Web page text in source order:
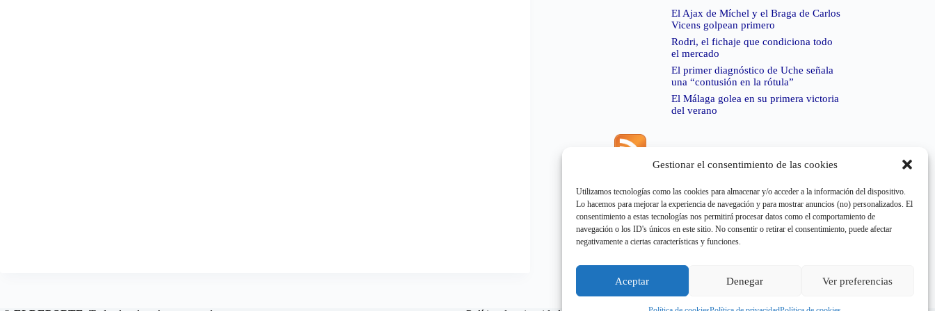
Gestionar el consentimiento de las cookies
Utilizamos tecnologías como las cookies para almacenar y/o acceder a la información del dispositivo.
Lo hacemos para mejorar la experiencia de navegación y para mostrar anuncios (no) personalizados. El
consentimiento a estas tecnologías nos permitirá procesar datos como el comportamiento de
navegación o los ID's únicos en este sitio. No consentir o retirar el consentimiento, puede afectar
negativamente a ciertas características y funciones.
Aceptar Denegar Ver preferencias
El Ajax de Míchel y el Braga de Carlos
Vicens golpean primero
Rodri, el fichaje que condiciona todo
el mercado
El primer diagnóstico de Uche señala
una “contusión en la rótula”
El Málaga golea en su primera victoria
del verano
Error de RSS:Retrieved unsupported status code
"404"